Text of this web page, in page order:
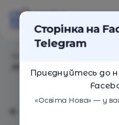
Сторінка на
Telegram
Приєднуйтесь до
«Освіта Нова» — у